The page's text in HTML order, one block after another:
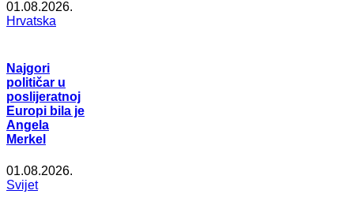
01.08.2026.
Hrvatska
Najgori
političar u
poslijeratnoj
Europi bila je
Angela
Merkel
01.08.2026.
Svijet